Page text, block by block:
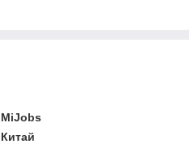
MiJobs
Китай